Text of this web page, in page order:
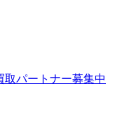
取パートナー募集中